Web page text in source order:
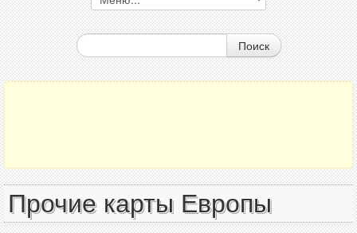
Поиск
Прочие карты Европы